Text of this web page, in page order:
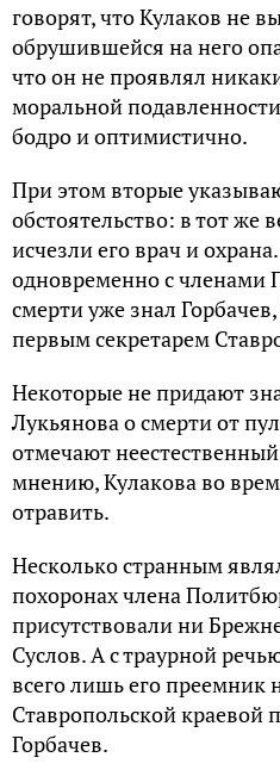
говорят, что Кулаков не
обрушившейся на него
что он не проявлял
моральной
бодро и оптимистично.
При этом вторые
обстоятельство: в тот же
исчезли его врач и
одновременно с членами
смерти уже знал
первым секретарем
Некоторые не придают
Лукьянова о смерти от
отмечают
мнению, Кулакова во
отравить.
Несколько странным
похоронах члена
присутствовали ни
Суслов. А с траурной
всего лишь его преемник
Ставропольской краевой
Горбачев.